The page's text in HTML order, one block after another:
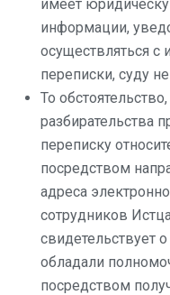
имеет
информации,
осуществляться с
переписки, суду
То
разбирательства
переписку
посредством
адреса
сотрудников
свидетельствует
обладали
посредством